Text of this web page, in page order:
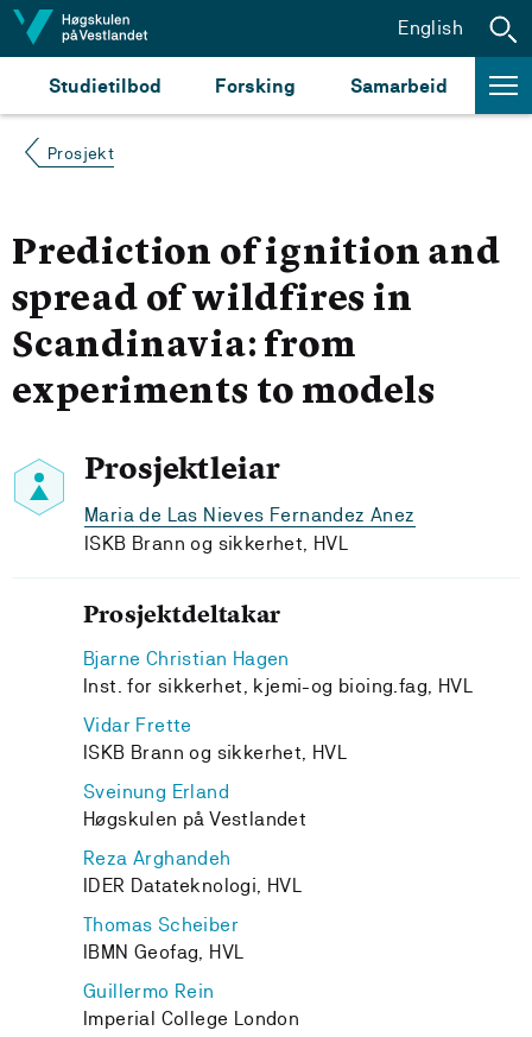
Hopp til innhald
Studietilbod Forsking Samarbeid
English
Prosjekt
Prediction of ignition and
spread of wildfires in
Scandinavia: from
experiments to models
Prosjektleiar
Maria de Las Nieves Fernandez Anez
ISKB Brann og sikkerhet, HVL
Prosjektdeltakar
Bjarne Christian Hagen
Inst. for sikkerhet, kjemi-og bioing.fag, HVL
Vidar Frette
ISKB Brann og sikkerhet, HVL
Sveinung Erland
Høgskulen på Vestlandet
Reza Arghandeh
IDER Datateknologi, HVL
Thomas Scheiber
IBMN Geofag, HVL
Guillermo Rein
Imperial College London